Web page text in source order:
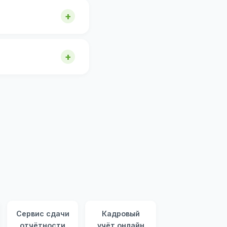
Сервис сдачи
отчётности
Кадровый
учёт онлайн